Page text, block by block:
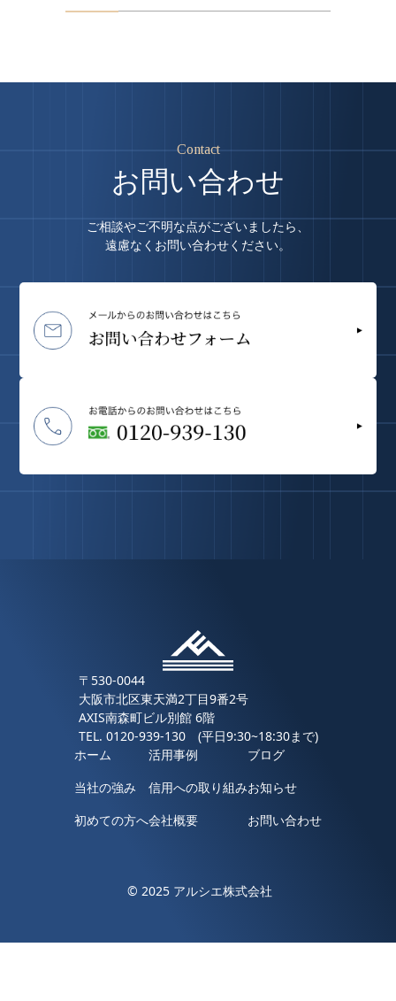
Contact
お問い合わせ
ご相談やご不明な点がございましたら、
遠慮なくお問い合わせください。
〒530-0044
大阪市北区東天満2丁目9番2号
AXIS南森町ビル別館 6階
TEL. 0120-939-130(平日9:30~18:30まで)
© 2025 アルシエ株式会社
ホーム
当社の強み
初めての方へ
活用事例
信用への取り組み
会社概要
ブログ
お知らせ
お問い合わせ